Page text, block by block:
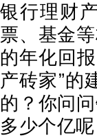
银行理财
票、基金
的年化回
产砖家”的
的？你问
多少个亿